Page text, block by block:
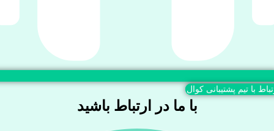
با تیم پشتیبانی کوال
با ما در ارتباط باشید